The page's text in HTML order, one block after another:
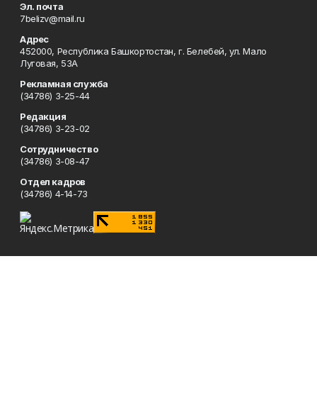
Эл. почта
7belizv@mail.ru
Адрес
452000, Республика Башкортостан, г. Белебей, ул. Мало
Луговая, 53А
Рекламная служба
(34786) 3-25-44
Редакция
(34786) 3-23-02
Сотрудничество
(34786) 3-08-47
Отдел кадров
(34786) 4-14-73